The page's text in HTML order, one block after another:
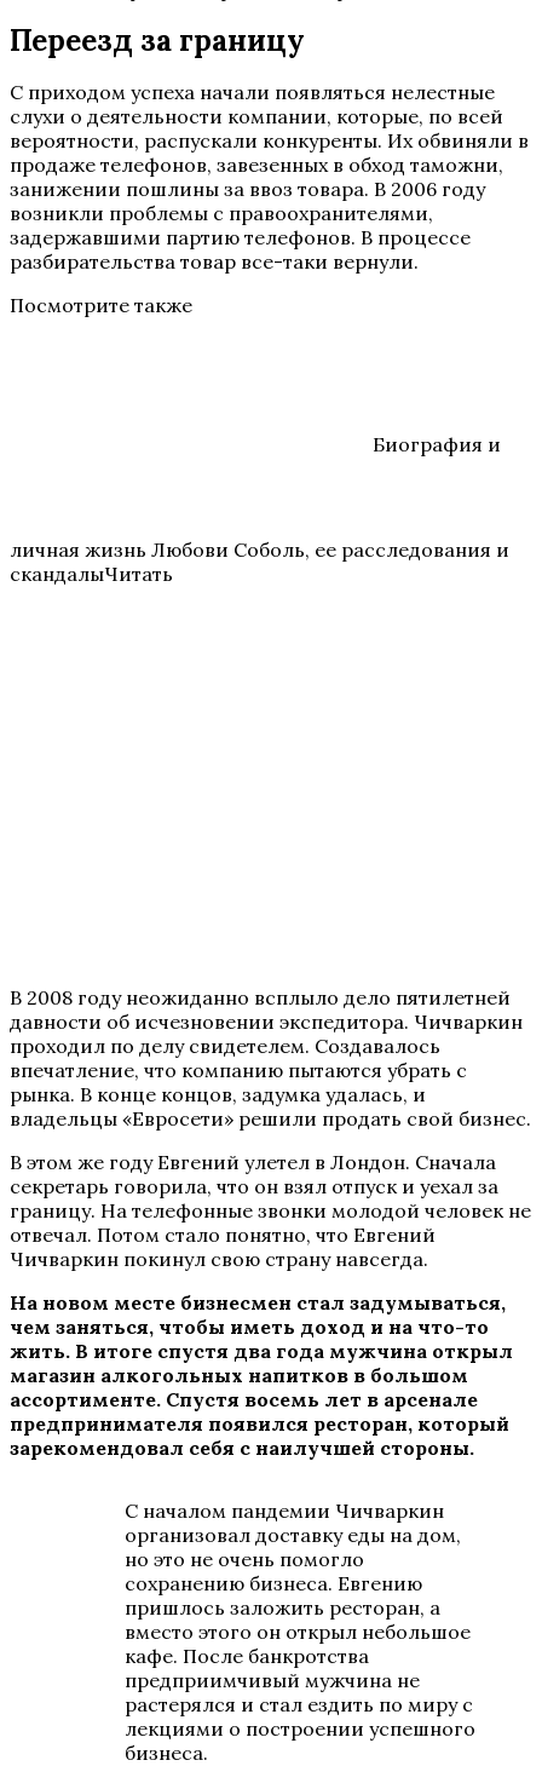
Переезд за границу
С приходом успеха начали появляться нелестные
слухи о деятельности компании, которые, по всей
вероятности, распускали конкуренты. Их обвиняли в
продаже телефонов, завезенных в обход таможни,
занижении пошлины за ввоз товара. В 2006 году
возникли проблемы с правоохранителями,
задержавшими партию телефонов. В процессе
разбирательства товар все-таки вернули.
Посмотрите также
Биография и
личная жизнь Любови Соболь, ее расследования и
скандалыЧитать
В 2008 году неожиданно всплыло дело пятилетней
давности об исчезновении экспедитора. Чичваркин
проходил по делу свидетелем. Создавалось
впечатление, что компанию пытаются убрать с
рынка. В конце концов, задумка удалась, и
владельцы «Евросети» решили продать свой бизнес.
В этом же году Евгений улетел в Лондон. Сначала
секретарь говорила, что он взял отпуск и уехал за
границу. На телефонные звонки молодой человек не
отвечал. Потом стало понятно, что Евгений
Чичваркин покинул свою страну навсегда.
На новом месте бизнесмен стал задумываться,
чем заняться, чтобы иметь доход и на что-то
жить. В итоге спустя два года мужчина открыл
магазин алкогольных напитков в большом
ассортименте. Спустя восемь лет в арсенале
предпринимателя появился ресторан, который
зарекомендовал себя с наилучшей стороны.
С началом пандемии Чичваркин
организовал доставку еды на дом,
но это не очень помогло
сохранению бизнеса. Евгению
пришлось заложить ресторан, а
вместо этого он открыл небольшое
кафе. После банкротства
предприимчивый мужчина не
растерялся и стал ездить по миру с
лекциями о построении успешного
бизнеса.